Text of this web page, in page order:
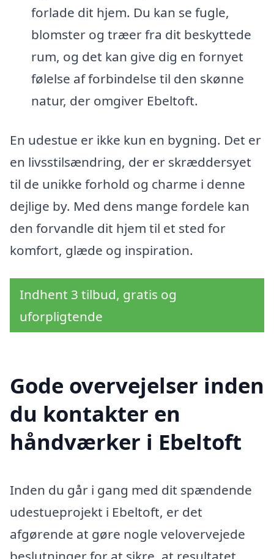
forlade dit hjem. Du kan se fugle,
blomster og træer fra dit beskyttede
rum, og det kan give dig en fornyet
følelse af forbindelse til den skønne
natur, der omgiver Ebeltoft.
En udestue er ikke kun en bygning. Det er
en livsstilsændring, der er skræddersyet
til de unikke forhold og charme i denne
dejlige by. Med dens mange fordele kan
den forvandle dit hjem til et sted for
komfort, glæde og inspiration.
Indhent 3 tilbud, gratis og
uforpligtende
Gode overvejelser inden
du kontakter en
håndværker i Ebeltoft
Inden du går i gang med dit spændende
udestueprojekt i Ebeltoft, er det
afgørende at gøre nogle velovervejede